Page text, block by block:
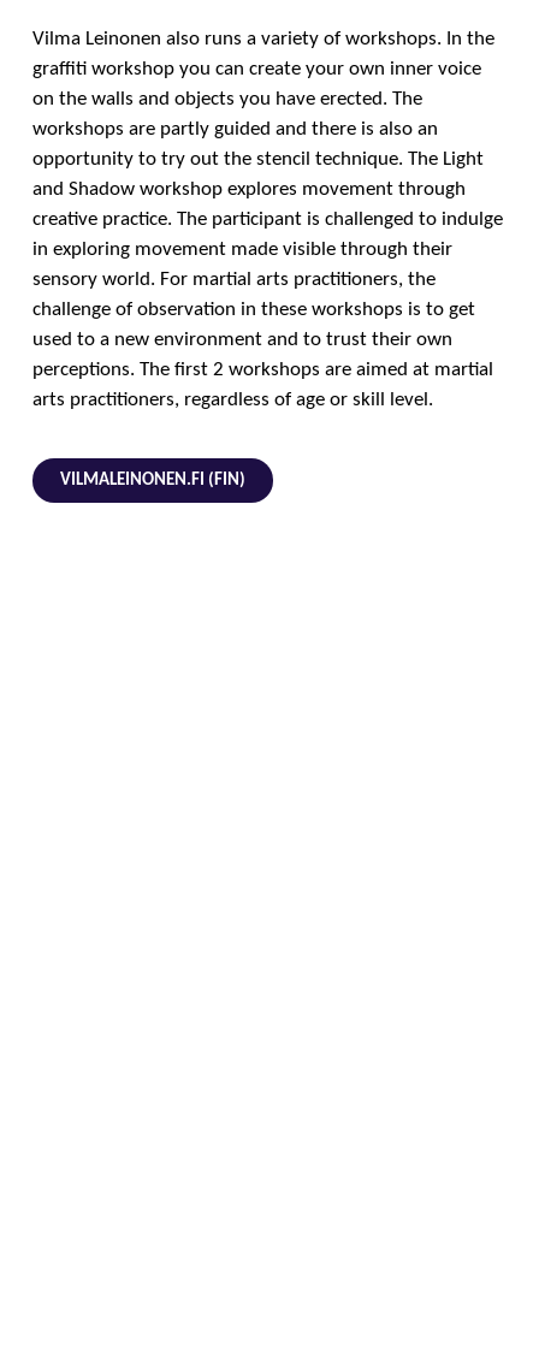
Vilma Leinonen also runs a variety of workshops. In the
graffiti workshop you can create your own inner voice
on the walls and objects you have erected. The
workshops are partly guided and there is also an
opportunity to try out the stencil technique. The Light
and Shadow workshop explores movement through
creative practice. The participant is challenged to indulge
in exploring movement made visible through their
sensory world. For martial arts practitioners, the
challenge of observation in these workshops is to get
used to a new environment and to trust their own
perceptions. The first 2 workshops are aimed at martial
arts practitioners, regardless of age or skill level.
VILMALEINONEN.FI (FIN)